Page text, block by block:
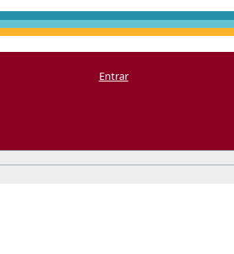
Entrar